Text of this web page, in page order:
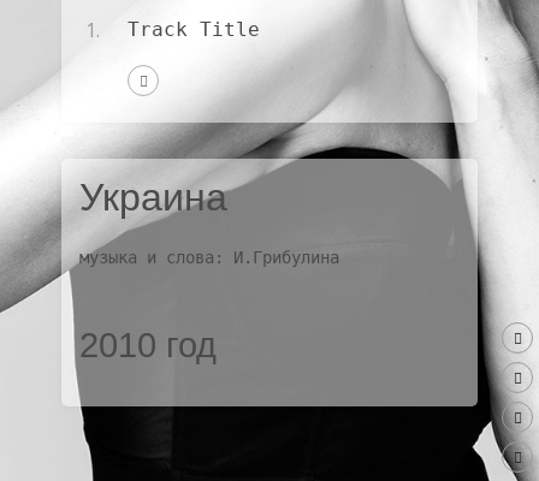
1. Track Title
Украина
музыка и слова: И.Грибулина
2010 год